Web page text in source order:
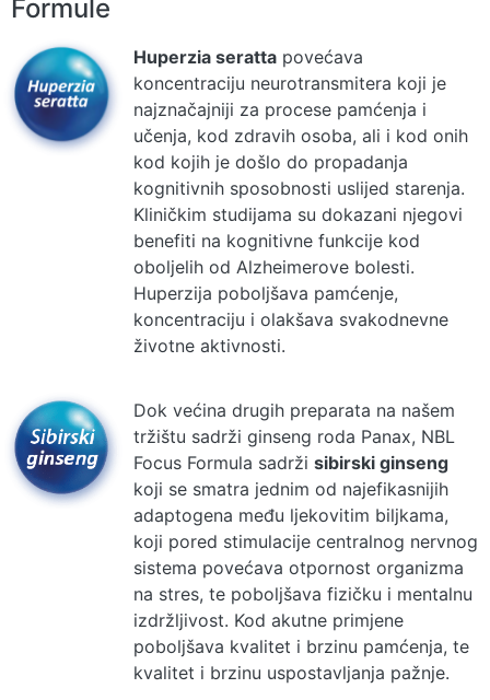
Formule
Huperzia seratta povećava
koncentraciju neurotransmitera koji je
najznačajniji za procese pamćenja i
učenja, kod zdravih osoba, ali i kod onih
kod kojih je došlo do propadanja
kognitivnih sposobnosti uslijed starenja.
Kliničkim studijama su dokazani njegovi
benefiti na kognitivne funkcije kod
oboljelih od Alzheimerove bolesti.
Huperzija poboljšava pamćenje,
koncentraciju i olakšava svakodnevne
životne aktivnosti.
Dok većina drugih preparata na našem
tržištu sadrži ginseng roda Panax, NBL
Focus Formula sadrži sibirski ginseng
koji se smatra jednim od najefikasnijih
adaptogena među ljekovitim biljkama,
koji pored stimulacije centralnog nervnog
sistema povećava otpornost organizma
na stres, te poboljšava fizičku i mentalnu
izdržljivost. Kod akutne primjene
poboljšava kvalitet i brzinu pamćenja, te
kvalitet i brzinu uspostavljanja pažnje.